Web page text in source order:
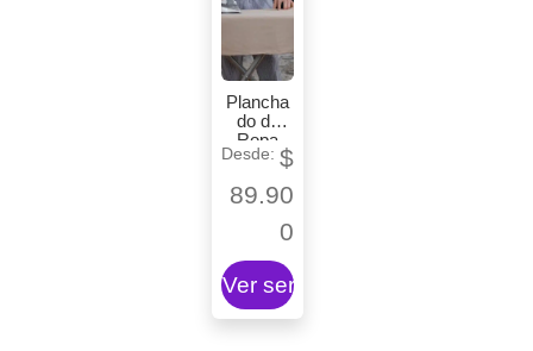
Plancha
do de
Ropa
$
89.90
0
Ver servicio